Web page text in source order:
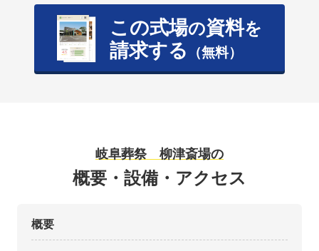
この式場の資料を
請求する （無料）
岐阜葬祭 柳津斎場の
概要・設備・アクセス
概要